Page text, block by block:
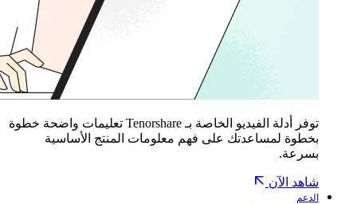
توفر أدلة الفيديو الخاصة بـ Tenorshare تعليمات واضحة خطوة
بخطوة لمساعدتك على فهم معلومات المنتج الأساسية
بسرعة.
شاهد الآن
الدعم